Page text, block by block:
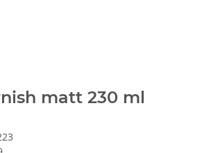
matt 230 ml